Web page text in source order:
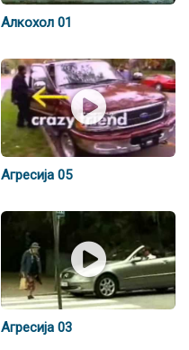
Алкохол 01
Агресија 05
Агресија 03